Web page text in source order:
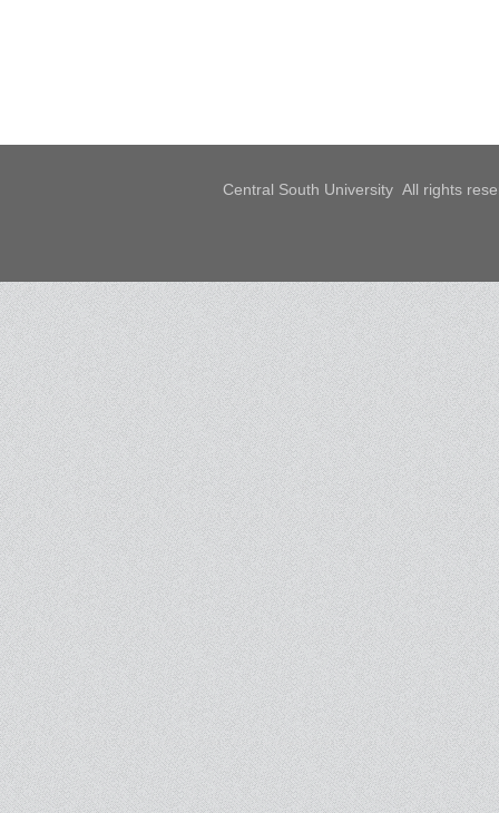
Central South University All rights